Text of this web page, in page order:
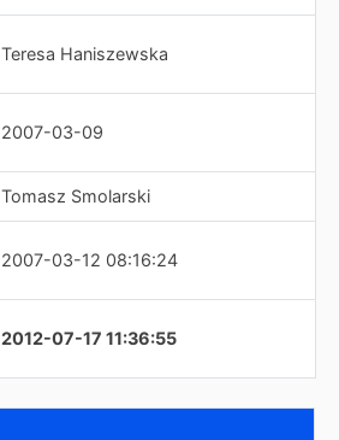
Teresa Haniszewska
2007-03-09
Tomasz Smolarski
2007-03-12 08:16:24
2012-07-17 11:36:55